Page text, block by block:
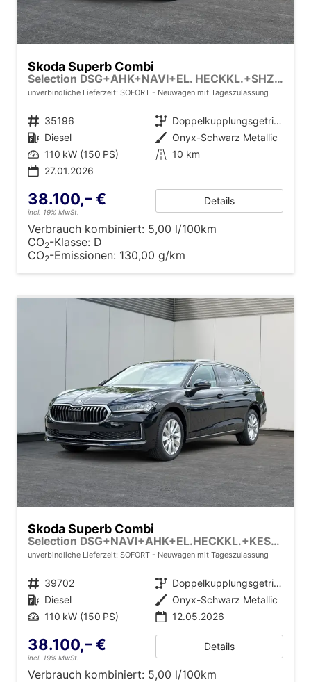
Skoda Superb Combi
Selection DSG+AHK+NAVI+EL. HECKKL.+SHZ V+H+KAMERA+LED
unverbindliche Lieferzeit: SOFORT Neuwagen mit Tageszulassung
Fahrzeugnr. 35196 Getriebe
Doppelkupplungsgetriebe (DSG)
Kraftstoff Diesel Außenfarbe Onyx-Schwarz Metallic
Leistung 110 kW (150 PS) Kilometerstand 10 km
27.01.2026
38.100,– €
incl. 19% MwSt.
Details
Verbrauch kombiniert: 5,00 l/100km
CO2-Klasse: D
CO2-Emissionen: 130,00 g/km
Skoda Superb Combi
Selection DSG+NAVI+AHK+EL.HECKKL.+KESSY+SHZ
unverbindliche Lieferzeit: SOFORT Neuwagen mit Tageszulassung
Fahrzeugnr. 39702 Getriebe
Doppelkupplungsgetriebe (DSG)
Kraftstoff Diesel Außenfarbe Onyx-Schwarz Metallic
Leistung 110 kW (150 PS) 12.05.2026
38.100,– €
incl. 19% MwSt.
Details
Verbrauch kombiniert: 5,00 l/100km